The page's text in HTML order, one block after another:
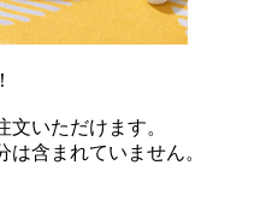
いただけます。
含まれていません。